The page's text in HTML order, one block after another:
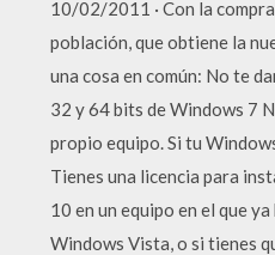
10/02/2011 · Con la
población, que obtiene la
una cosa en común: No te
32 y 64 bits de Windows 7
propio equipo. Si tu
Tienes una licencia para
10 en un equipo en el que
Windows Vista, o si tienes